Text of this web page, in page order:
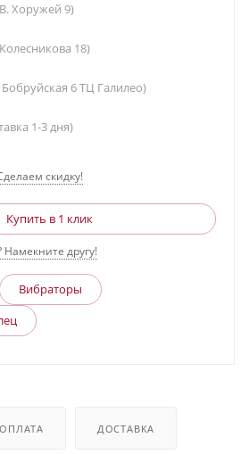
Хоружей 9)
18)
6 ТЦ Галилео)
1-3 дня)
скидку!
Купить в 1 клик
Намекните другу!
Вибраторы
ОПЛАТА ДОСТАВКА